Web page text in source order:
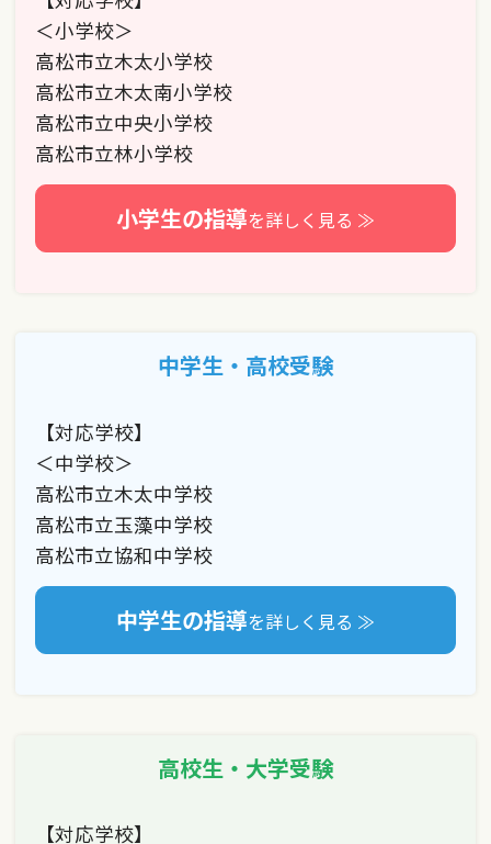
＜小学校＞
高松市立木太小学校
高松市立木太南小学校
高松市立中央小学校
高松市立林小学校
小学生の指導を詳しく見る ≫
中学生・高校受験
【対応学校】
＜中学校＞
高松市立木太中学校
高松市立玉藻中学校
高松市立協和中学校
中学生の指導を詳しく見る ≫
高校生・大学受験
【対応学校】